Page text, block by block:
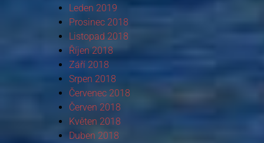
Leden 2019
Prosinec 2018
Listopad 2018
Říjen 2018
Září 2018
Srpen 2018
Červenec 2018
Červen 2018
Květen 2018
Duben 2018